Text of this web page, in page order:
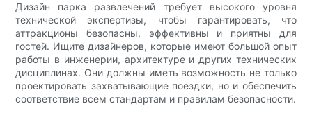
Дизайн парка развлечений требует высокого уровня
технической экспертизы, чтобы гарантировать, что
аттракционы безопасны, эффективны и приятны для
гостей. Ищите дизайнеров, которые имеют большой опыт
работы в инженерии, архитектуре и других технических
дисциплинах. Они должны иметь возможность не только
проектировать захватывающие поездки, но и обеспечить
соответствие всем стандартам и правилам безопасности.